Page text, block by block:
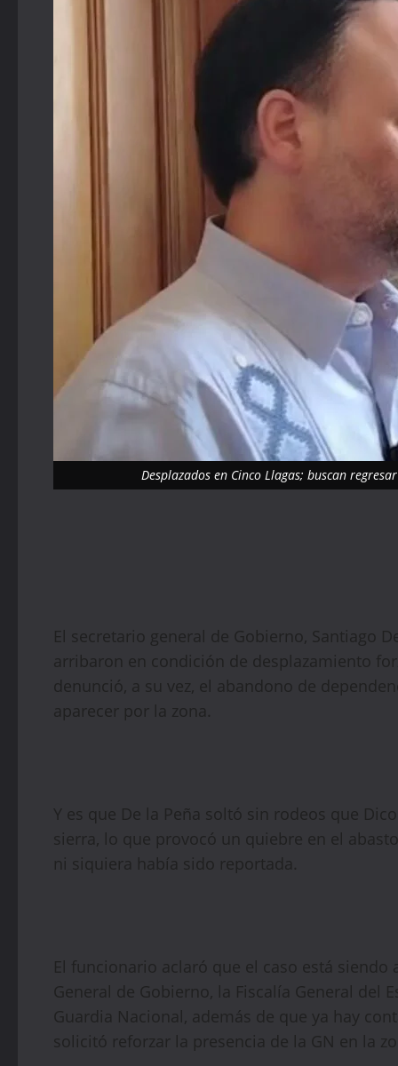
Desplazados en Cinco Llagas; buscan
El secretario general de Gobierno, Santiago
arribaron en condición de desplazamiento
denunció, a su vez, el abandono de
aparecer por la zona.
Y es que De la Peña soltó sin rodeos que
sierra, lo que provocó un quiebre en el
ni siquiera había sido reportada.
El funcionario aclaró que el caso está
General de Gobierno, la Fiscalía General del
Guardia Nacional, además de que ya hay
solicitó reforzar la presencia de la GN en la